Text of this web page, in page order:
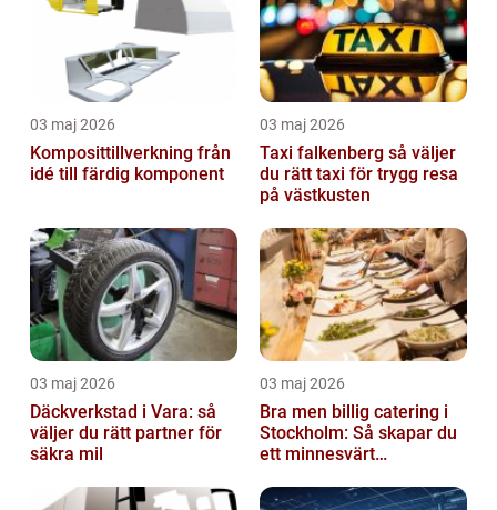
03 maj 2026
Komposittillverkning från
idé till färdig komponent
03 maj 2026
Taxi falkenberg så väljer
du rätt taxi för trygg resa
på västkusten
03 maj 2026
Däckverkstad i Vara: så
väljer du rätt partner för
säkra mil
03 maj 2026
Bra men billig catering i
Stockholm: Så skapar du
ett minnesvärt